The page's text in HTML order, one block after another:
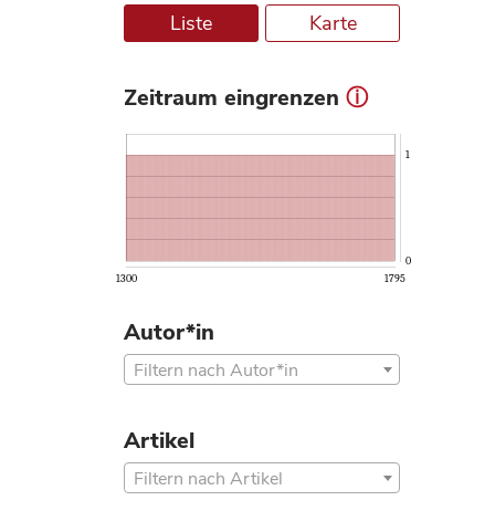
Liste Karte
Zeitraum eingrenzen ⓘ
1300 1795
0
1
Autor*in
Filtern nach Autor*in
Artikel
Filtern nach Artikel